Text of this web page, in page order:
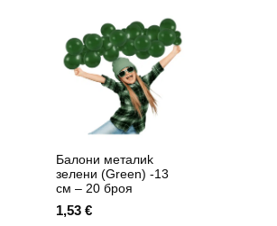
броя
пакет
Балони металиk
зелени (Green) -13
см – 20 броя
1,53 €